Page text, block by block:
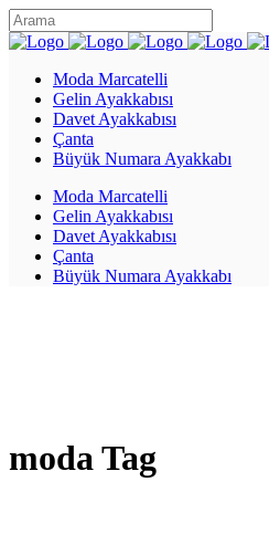
Moda Marcatelli
Gelin Ayakkabısı
Davet Ayakkabısı
Çanta
Büyük Numara Ayakkabı
Moda Marcatelli
Gelin Ayakkabısı
Davet Ayakkabısı
Çanta
Büyük Numara Ayakkabı
moda Tag